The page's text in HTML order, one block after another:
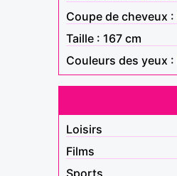
Coupe de cheveux :
Taille : 167 cm
Couleurs des yeux :
Loisirs
Films
Sports